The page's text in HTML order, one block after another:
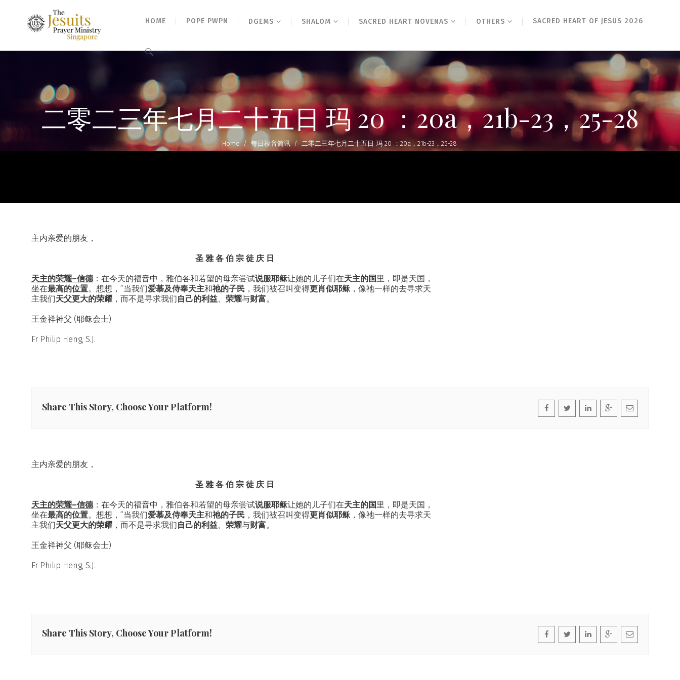
HOME POPE PWPN DGEMS SHALOM SACRED HEART NOVENAS OTHERS SACRED HEART OF JESUS 2026
Search
二零二三年七月二十五日 玛 20 ：20a，21b-23，25-28
Home / 每日福音简讯 / 二零二三年七月二十五日 玛 20 ：20a，21b-23，25-28
主内亲爱的朋友，
圣 雅 各 伯 宗 徒 庆 日
天主的荣耀–信德：在今天的福音中，雅伯各和若望的母亲尝试说服耶稣让她的儿子们在天主的国里，即是天国，
坐在最高的位置。想想，“当我们爱慕及侍奉天主和祂的子民 ，我们被召叫变得更肖似耶稣 ，像祂一样的去寻求天
主我们天父更大的荣耀 ，而不是寻求我们自己的利益、 荣耀与财富。
王金祥神父 (耶稣会士)
Fr Philip Heng, S.J.
Share This Story, Choose Your Platform!
主内亲爱的朋友，
圣 雅 各 伯 宗 徒 庆 日
天主的荣耀–信德：在今天的福音中，雅伯各和若望的母亲尝试说服耶稣让她的儿子们在天主的国里，即是天国，
坐在最高的位置。想想，“当我们爱慕及侍奉天主和祂的子民 ，我们被召叫变得更肖似耶稣 ，像祂一样的去寻求天
主我们天父更大的荣耀 ，而不是寻求我们自己的利益、 荣耀与财富。
王金祥神父 (耶稣会士)
Fr Philip Heng, S.J.
Share This Story, Choose Your Platform!